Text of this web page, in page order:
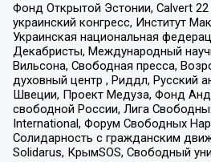
Фонд Открытой Эстонии, Calvert
украинский конгресс, Институт
Украинская национальная
Декабристы, Международный
Вильсона, Свободная пресса,
духовный центр , Риддл, Русский
Швеции, Проект Медуза, Фонд
свободной России, Лига
International, Форум Свободных
Солидарность с гражданским
Solidarus, КрымSOS, Свободный